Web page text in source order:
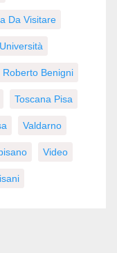
Da Visitare
Roberto Benigni
Toscana Pisa
Valdarno
Video